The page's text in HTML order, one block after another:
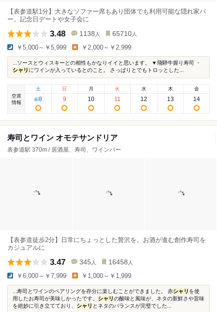
【表参道駅1分】大きなソファー席もあり団体でも利用可能な隠れ家バ
ー。記念日デートや女子会に
3.48 1138 人 65710 人
￥5,000～￥5,999 ￥2,000～￥2,999
...ソースとウィスキーとの相性もかなりイイと思います。 ▼飛騨牛握り寿司 ・
シャリ にワインが入っているとのこと。 さっぱりとでもトロッとした...
空席
情報
土
8/8
日
9
月
10
火
11
水
12
木
13
金
14
寿司とワイン オモテサンドリア
表参道駅 370m / 居酒屋、寿司、ワインバー
【表参道徒歩2分】日常にちょっとした贅沢を。お酒が進む創作寿司を
カジュアルに
3.47 345 人 16458 人
￥6,000～￥7,999 ￥1,000～￥1,999
...寿司とワインのペアリングを存分に楽しむことができました。 赤シャリ を使
用したお寿司が美味しかったです。 シャリの酸味と風味が、ネタの新鮮さや旨味
を絶妙に引き立てており、 シャリ とネタのバランスが完璧でした...